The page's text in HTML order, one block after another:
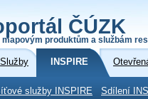
ČÚZK
mapovým produktům a službám
Služby INSPIRE
služby INSPIRE Sdílení